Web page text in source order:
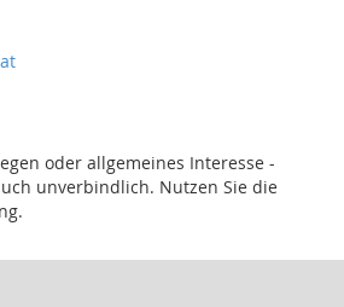
oder allgemeines Interesse -
unverbindlich. Nutzen Sie die